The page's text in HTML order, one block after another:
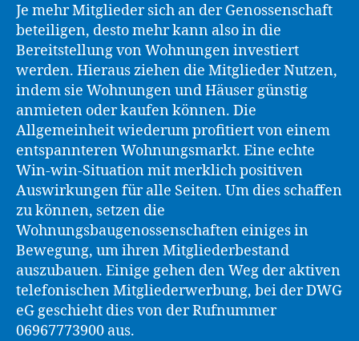
Je mehr Mitglieder sich an der Genossenschaft
beteiligen, desto mehr kann also in die
Bereitstellung von Wohnungen investiert
werden. Hieraus ziehen die Mitglieder Nutzen,
indem sie Wohnungen und Häuser günstig
anmieten oder kaufen können. Die
Allgemeinheit wiederum profitiert von einem
entspannteren Wohnungsmarkt. Eine echte
Win-win-Situation mit merklich positiven
Auswirkungen für alle Seiten. Um dies schaffen
zu können, setzen die
Wohnungsbaugenossenschaften einiges in
Bewegung, um ihren Mitgliederbestand
auszubauen. Einige gehen den Weg der aktiven
telefonischen Mitgliederwerbung, bei der DWG
eG geschieht dies von der Rufnummer
06967773900 aus.